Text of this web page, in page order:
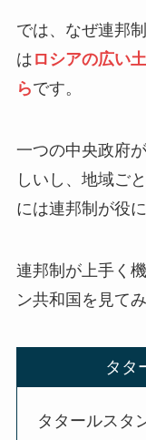
では、なぜ連邦
は ロシアの広い
らです。
一つの中央政府
しいし、地域ご
には連邦制が役
連邦制が上手く
ン共和国を見て
タタ
タタールスタ